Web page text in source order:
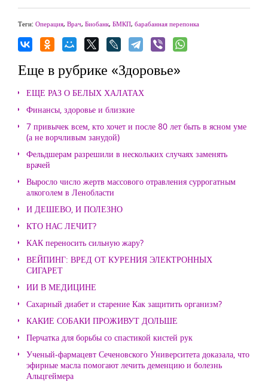
Теги: Операция, Врач, Биобанк, БМКП, барабанная перепонка
Еще в рубрике «Здоровье»
ЕЩЕ РАЗ О БЕЛЫХ ХАЛАТАХ
Финансы, здоровье и близкие
7 привычек всем, кто хочет и после 80 лет быть в ясном уме
(а не ворчливым занудой)
Фельдшерам разрешили в нескольких случаях заменять
врачей
Выросло число жертв массового отравления суррогатным
алкоголем в Ленобласти
И ДЕШЕВО, И ПОЛЕЗНО
КТО НАС ЛЕЧИТ?
КАК переносить сильную жару?
ВЕЙПИНГ: ВРЕД ОТ КУРЕНИЯ ЭЛЕКТРОННЫХ
СИГАРЕТ
ИИ В МЕДИЦИНЕ
Сахарный диабет и старение Как защитить организм?
КАКИЕ СОБАКИ ПРОЖИВУТ ДОЛЬШЕ
Перчатка для борьбы со спастикой кистей рук
Ученый-фармацевт Сеченовского Университета доказала, что
эфирные масла помогают лечить деменцию и болезнь
Альцгеймера